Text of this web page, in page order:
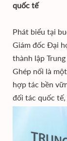
quốc tế
Phát biểu tại
Giám đốc Đại
thành lập
Ghép nối là
hợp tác bền
đối tác quốc tế,